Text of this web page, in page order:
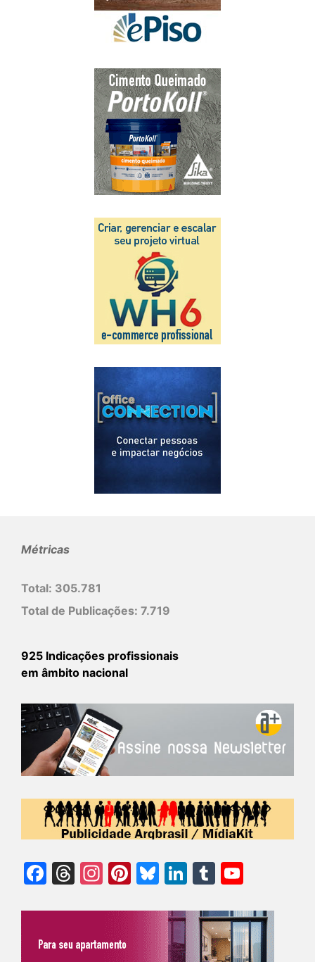
Métricas
Total: 305.781
Total de Publicações: 7.719
925 Indicações profissionais
em âmbito nacional
Facebook
Threads
Instagram
Pinterest
Bluesky
LinkedIn
Tumblr